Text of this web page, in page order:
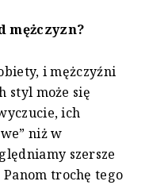
mężczyzn?
i mężczyźni
styl może się
ich
niż w
szersze
trochę tego